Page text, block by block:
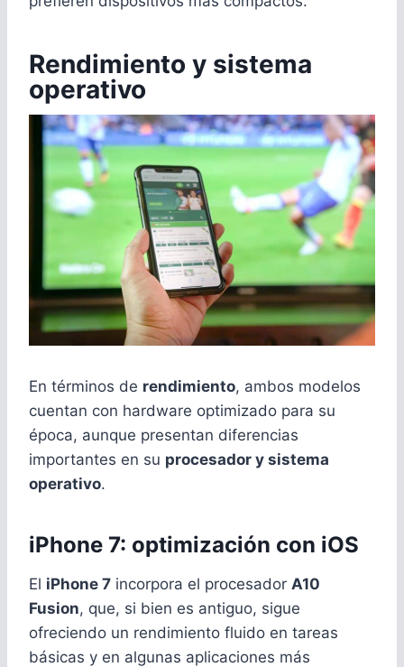
Rendimiento y sistema
operativo
En términos de rendimiento, ambos modelos
cuentan con hardware optimizado para su
época, aunque presentan diferencias
importantes en su procesador y sistema
operativo.
iPhone 7: optimización con iOS
El iPhone 7 incorpora el procesador A10
Fusion, que, si bien es antiguo, sigue
ofreciendo un rendimiento fluido en tareas
básicas y en algunas aplicaciones más